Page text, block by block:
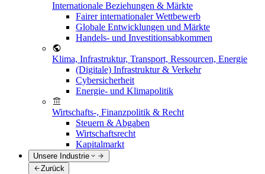
Internationale Beziehungen & Märkte
Fairer internationaler Wettbewerb
Globale Entwicklungen und Märkte
Handels- und Investitionsabkommen
Klima, Infrastruktur, Transport, Ressourcen, Energie
(Digitale) Infrastruktur & Verkehr
Cybersicherheit
Energie- und Klimapolitik
Wirtschafts-, Finanzpolitik & Recht
Steuern & Abgaben
Wirtschaftsrecht
Kapitalmarkt
Unsere Industrie
Zurück